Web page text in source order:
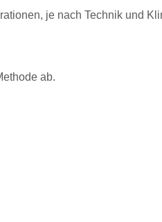
je nach Technik und
ab.